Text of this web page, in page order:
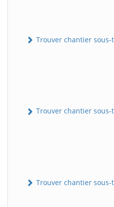
Trouver chantier
Trouver chantier
Trouver chantier